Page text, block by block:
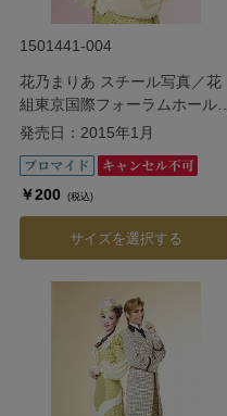
1501441-004
花乃まりあ スチール写真／花
組東京国際フォーラムホールC
公演『Ernest in Love』
発売日：2015年1月
￥200 (税込)
サイズを選択する